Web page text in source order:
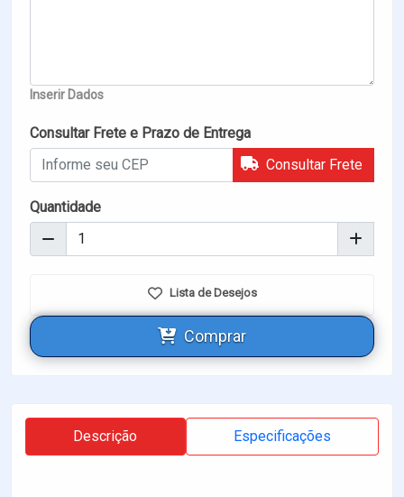
Inserir Dados
Consultar Frete e Prazo de Entrega
Consultar Frete
Quantidade
Lista de Desejos
Comprar
Descrição Especificações